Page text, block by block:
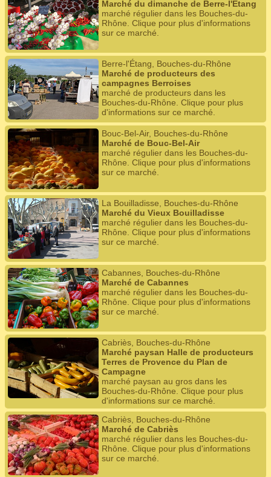
Marché du dimanche de Berre-l'Étang
marché régulier dans les Bouches-du-
Rhône. Clique pour plus d'informations
sur ce marché.
Berre-l'Étang, Bouches-du-Rhône
Marché de producteurs des
campagnes Berroises
marché de producteurs dans les
Bouches-du-Rhône. Clique pour plus
d'informations sur ce marché.
Bouc-Bel-Air, Bouches-du-Rhône
Marché de Bouc-Bel-Air
marché régulier dans les Bouches-du-
Rhône. Clique pour plus d'informations
sur ce marché.
La Bouilladisse, Bouches-du-Rhône
Marché du Vieux Bouilladisse
marché régulier dans les Bouches-du-
Rhône. Clique pour plus d'informations
sur ce marché.
Cabannes, Bouches-du-Rhône
Marché de Cabannes
marché régulier dans les Bouches-du-
Rhône. Clique pour plus d'informations
sur ce marché.
Cabriès, Bouches-du-Rhône
Marché paysan Halle de producteurs
Terres de Provence du Plan de
Campagne
marché paysan au gros dans les
Bouches-du-Rhône. Clique pour plus
d'informations sur ce marché.
Cabriès, Bouches-du-Rhône
Marché de Cabriès
marché régulier dans les Bouches-du-
Rhône. Clique pour plus d'informations
sur ce marché.